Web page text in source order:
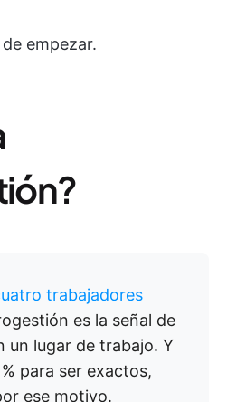
empezar.
trabajadores
es la señal de
un lugar de trabajo. Y
para ser exactos,
ese motivo.